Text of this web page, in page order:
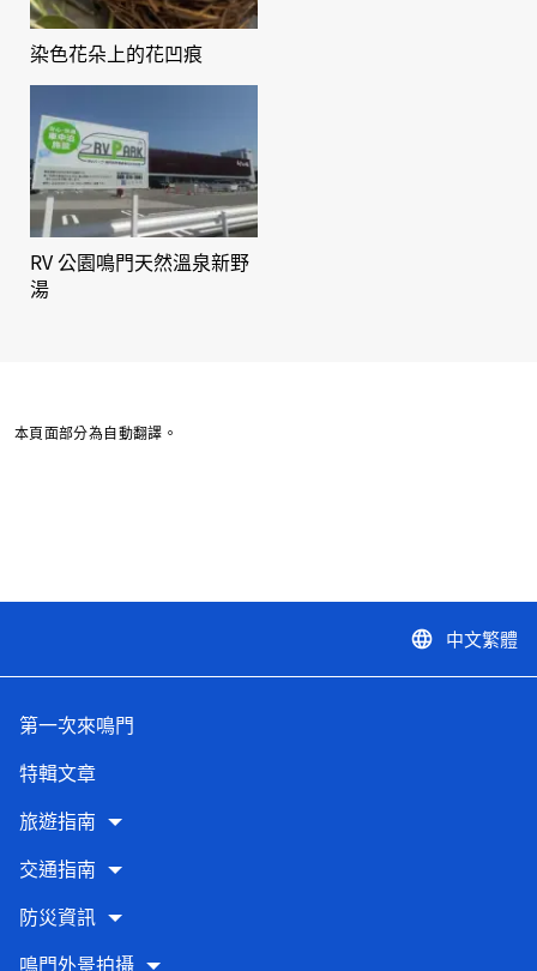
染色花朵上的花凹痕
RV 公園鳴門天然溫泉新野
湯
本頁面部分為自動翻譯。
language 中文繁體
第一次來鳴門
特輯文章
旅遊指南
交通指南
防災資訊
鳴門外景拍攝